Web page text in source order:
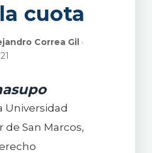
cuota
Correa Gil·
Universidad
de San Marcos,